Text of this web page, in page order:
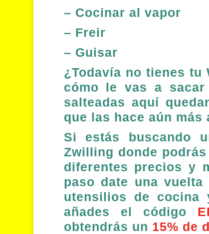
– Cocinar al vapor
– Freir
– Guisar
¿Todavía no tienes tu
cómo le vas a
salteadas aquí
que las hace aún más
Si estás buscando
Zwilling donde
diferentes precios y
paso date una
utensilios de cocina
añades el código
obtendrás un 15% de